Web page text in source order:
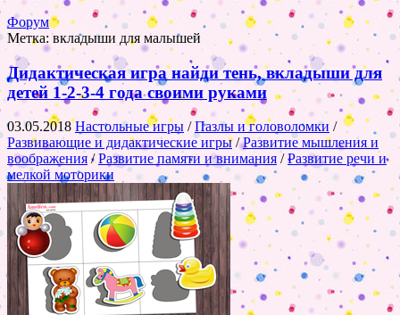
Форум
Метка:вкладыши для малышей
Дидактическая игра найди тень, вкладыши для
детей 1-2-3-4 года своими руками
03.05.2018Настольные игры /Пазлы и головоломки /
Развивающие и дидактические игры/Развитие мышления и
воображения/Развитие памяти и внимания /Развитие речи и
мелкой моторики